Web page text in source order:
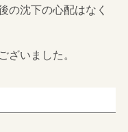
の沈下の心配はなく
ざいました。